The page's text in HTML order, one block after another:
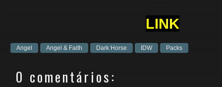
LINK
Angel Angel & Faith Dark Horse IDW Packs
0 comentários: